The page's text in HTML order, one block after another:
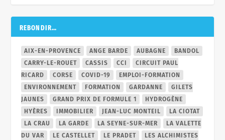
REBONDIR…
AIX-EN-PROVENCE ANGE BARDE AUBAGNE
BANDOL
CARRY-LE-ROUET
CASSIS CCI
CIRCUIT PAUL
RICARD
CORSE COVID-19
EMPLOI-FORMATION
ENVIRONNEMENT
FORMATION GARDANNE
GILETS
JAUNES
GRAND PRIX DE FORMULE 1
HYDROGÈNE
HYÈRES
IMMOBILIER JEAN-LUC MONTEIL
LA CIOTAT
LA CRAU
LA GARDE LA SEYNE-SUR-MER
LA VALETTE
DU VAR
LE CASTELLET LE PRADET
LES ALCHIMISTES